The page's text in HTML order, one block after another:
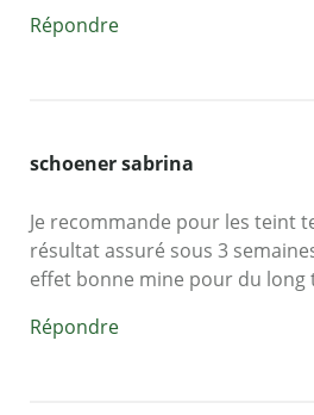
Répondre
schoener sabrina
Je recommande pour les teint
résultat assuré sous 3
effet bonne mine pour du long
Répondre